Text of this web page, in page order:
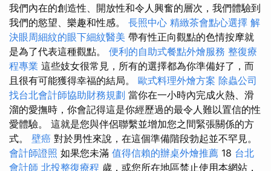
我們內在的創造性、開放性和令人興奮的層次，我們體驗到
我們的慾望、樂趣和性感。 長照中心 精緻茶會點心選擇 解
決眼周細紋的眼下細紋醫美 帶有性正向觀點的色情按摩就
是為了代表這種觀點。 便利的自助式餐點外燴服務 整復療
程專業 這些妓女很常見，所有的選擇都為你準備好了，而
且很有可能獲得幸福的結局。 歐式料理外燴方案 除蟲公司
找台北會計師協助財務規劃 當你在一小時內完成火熱、滑
溜的愛撫時，你會記得這是你經歷過的最令人難以置信的性
愛體驗。 這就是您與伴侶聯繫並增加您之間緊張關係的方
式。 壁癌 對於男性來說，在這個準備階段勃起並不罕見。
會計師證照 如果您未滿 值得信賴的辦桌外燴推薦 18 台北
會計師 北投整復療程 歲，或您所在地區禁止使用本網站，